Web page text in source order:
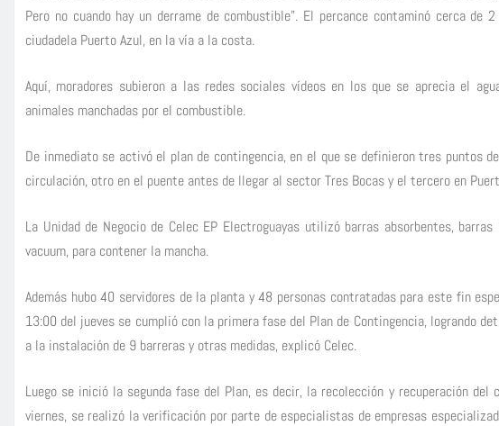
Pero no cuando hay un derrame de combustible”. El percance contaminó cerca
ciudadela Puerto Azul, en la vía a la costa.
Aquí, moradores subieron a las redes sociales vídeos en los que se aprecia el
animales manchadas por el combustible.
De inmediato se activó el plan de contingencia, en el que se definieron tres puntos
circulación, otro en el puente antes de llegar al sector Tres Bocas y el tercero en
La Unidad de Negocio de Celec EP Electroguayas utilizó barras absorbentes,
vacuum, para contener la mancha.
Además hubo 40 servidores de la planta y 48 personas contratadas para este fin
13:00 del jueves se cumplió con la primera fase del Plan de Contingencia, logrando
a la instalación de 9 barreras y otras medidas, explicó Celec.
Luego se inició la segunda fase del Plan, es decir, la recolección y recuperación del
viernes, se realizó la verificación por parte de especialistas de empresas